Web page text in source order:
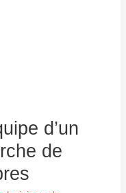
d’un
de